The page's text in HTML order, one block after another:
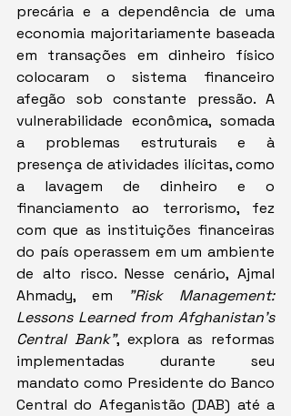
precária e a dependência de uma
economia majoritariamente baseada
em transações em dinheiro físico
colocaram o sistema financeiro
afegão sob constante pressão. A
vulnerabilidade econômica, somada
a problemas estruturais e à
presença de atividades ilícitas, como
a lavagem de dinheiro e o
financiamento ao terrorismo, fez
com que as instituições financeiras
do país operassem em um ambiente
de alto risco. Nesse cenário, Ajmal
Ahmady, em
"Risk Management:
Lessons Learned from Afghanistan’s
Central Bank", explora as reformas
implementadas durante seu
mandato como Presidente do Banco
Central do Afeganistão (DAB) até a